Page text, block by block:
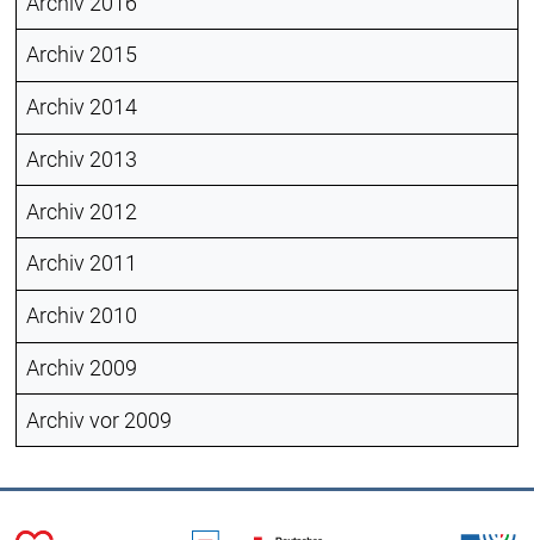
Archiv 2015
Archiv 2014
Archiv 2013
Archiv 2012
Archiv 2011
Archiv 2010
Archiv 2009
Archiv vor 2009